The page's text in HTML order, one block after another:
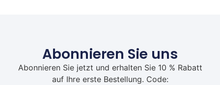
Abonnieren Sie uns
Abonnieren Sie jetzt und erhalten Sie 10 % Rabatt
auf Ihre erste Bestellung. Code: